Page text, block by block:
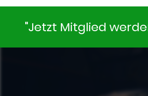
"Jetzt Mitglied